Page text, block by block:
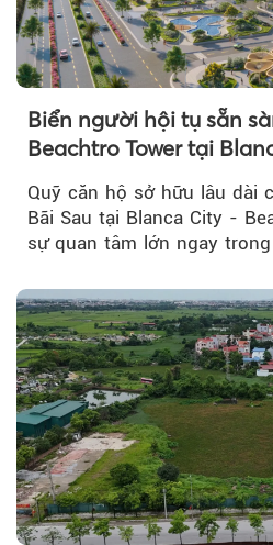
Biển người hội tụ sẵn
Beachtro Tower tại
Quỹ căn hộ sở hữu lâu dài
Bãi Sau tại Blanca City -
sự quan tâm lớn ngay